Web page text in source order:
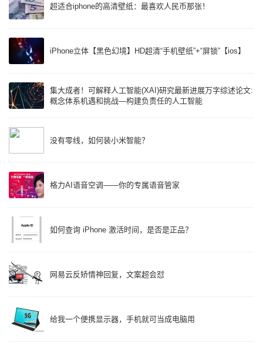
超适合iphone的高清壁纸：最喜欢人民币那张！
iPhone立体【黑色幻境】HD超清“手机壁纸”+“屏锁”【ios】
集大成者！可解释人工智能(XAI)研究最新进展万字综述论文:
概念体系机遇和挑战—构建负责任的人工智能
没有零线，如何装小米智能？
格力AI语音空调——你的专属语音管家
如何查询 iPhone 激活时间，是否是正品？
网易云反矫情神回复，文案超会怼
给我一个便携显示器，手机就可当成电脑用